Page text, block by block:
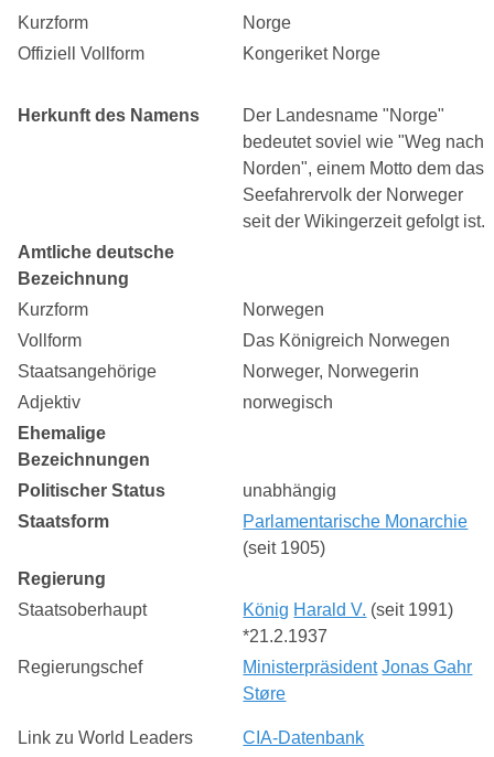
Kurzform
Norge
Offiziell Vollform
Kongeriket Norge
Herkunft des Namens
Der Landesname "Norge"
bedeutet soviel wie "Weg nach
Norden", einem Motto dem das
Seefahrervolk der Norweger
seit der Wikingerzeit gefolgt ist.
Amtliche deutsche
Bezeichnung
Kurzform
Norwegen
Vollform
Das Königreich Norwegen
Staatsangehörige
Norweger, Norwegerin
Adjektiv
norwegisch
Ehemalige
Bezeichnungen
Politischer Status
unabhängig
Staatsform
Parlamentarische Monarchie
(seit 1905)
Regierung
Staatsoberhaupt
König Harald V. (seit 1991)
*21.2.1937
Regierungschef
Ministerpräsident Jonas Gahr
Støre
Link zu World Leaders
CIA-Datenbank